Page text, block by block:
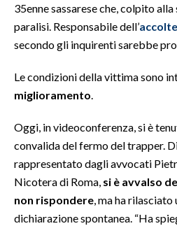
#CARAUNIONE
3 MINUTI CON
INSULARITÀ
ABBONATI
ANNUNCI
PUBBLICITÀ
SPIAGGE
35enne sassarese che, colpito alla
paralisi. Responsabile dell’
secondo gli inquirenti sarebbe
Le condizioni della vittima sono
miglioramento
Oggi, in videoconferenza, si è
convalida del fermo del trapper.
rappresentato dagli avvocati
Nicotera di Roma, si è avvalso
non rispondere , ma ha rilasciato
dichiarazione spontanea. “Ha